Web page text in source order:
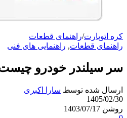
کره اتوپارت/راهنمای قطعات
راهنمای قطعات, راهنمایی های فنی
سر سیلندر خودرو
ارسال شده توسط سارا اکبری
1405/02/30
روشن 1403/07/17